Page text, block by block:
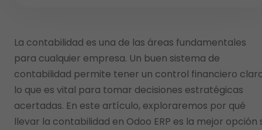
La contabilidad es una de las áreas fundamentales
para cualquier empresa. Un buen sistema de
contabilidad permite tener un control financiero
lo que es vital para tomar decisiones estratégicas
acertadas. En este artículo, exploraremos por qué
llevar la contabilidad en Odoo ERP es la mejor opción